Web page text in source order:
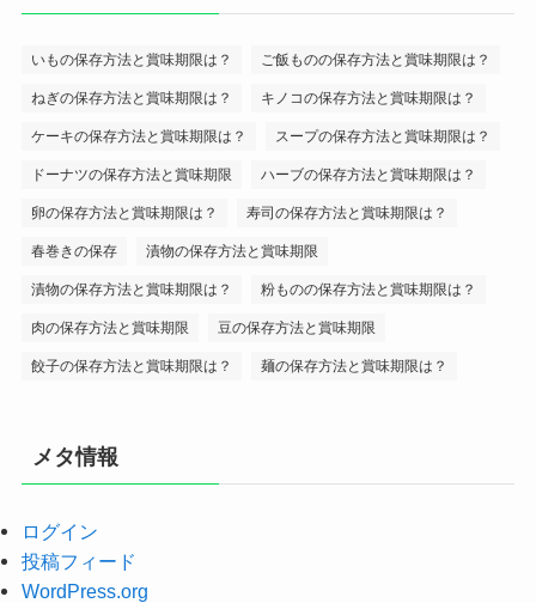
いもの保存方法と賞味期限は？ ご飯ものの保存方法と賞味期限は？
ねぎの保存方法と賞味期限は？ キノコの保存方法と賞味期限は？
ケーキの保存方法と賞味期限は？ スープの保存方法と賞味期限は？
ドーナツの保存方法と賞味期限 ハーブの保存方法と賞味期限は？
卵の保存方法と賞味期限は？ 寿司の保存方法と賞味期限は？
春巻きの保存 漬物の保存方法と賞味期限
漬物の保存方法と賞味期限は？ 粉ものの保存方法と賞味期限は？
肉の保存方法と賞味期限 豆の保存方法と賞味期限
餃子の保存方法と賞味期限は？ 麺の保存方法と賞味期限は？
メタ情報
ログイン
投稿フィード
WordPress.org